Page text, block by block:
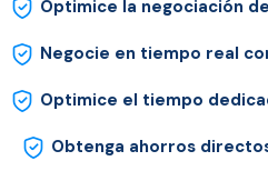
Optimice la negociación
Negocie en tiempo real
Optimice el tiempo
Obtenga ahorros